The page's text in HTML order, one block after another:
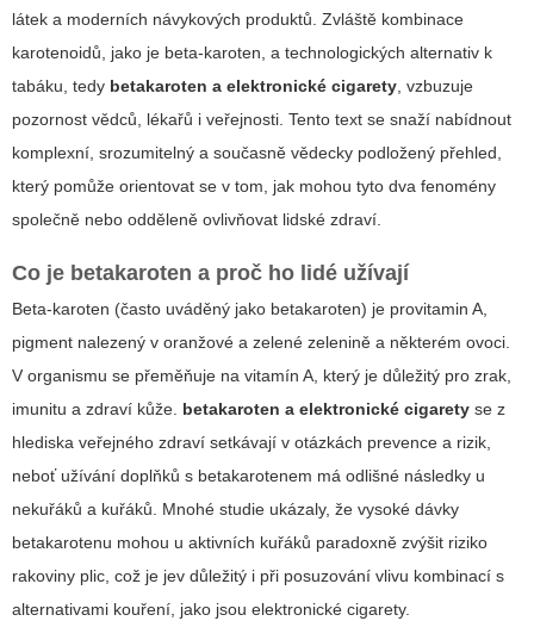
látek a moderních návykových produktů. Zvláště kombinace
karotenoidů, jako je beta-karoten, a technologických alternativ k
tabáku, tedy betakaroten a elektronické cigarety, vzbuzuje
pozornost vědců, lékařů i veřejnosti. Tento text se snaží nabídnout
komplexní, srozumitelný a současně vědecky podložený přehled,
který pomůže orientovat se v tom, jak mohou tyto dva fenomény
společně nebo odděleně ovlivňovat lidské zdraví.
Co je betakaroten a proč ho lidé užívají
Beta-karoten (často uváděný jako betakaroten) je provitamin A,
pigment nalezený v oranžové a zelené zelenině a některém ovoci.
V organismu se přeměňuje na vitamín A, který je důležitý pro zrak,
imunitu a zdraví kůže. betakaroten a elektronické cigarety se z
hlediska veřejného zdraví setkávají v otázkách prevence a rizik,
neboť užívání doplňků s betakarotenem má odlišné následky u
nekuřáků a kuřáků. Mnohé studie ukázaly, že vysoké dávky
betakarotenu mohou u aktivních kuřáků paradoxně zvýšit riziko
rakoviny plic, což je jev důležitý i při posuzování vlivu kombinací s
alternativami kouření, jako jsou elektronické cigarety.